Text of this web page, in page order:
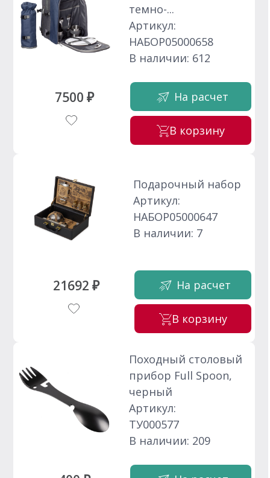
7500 ₽
темно-...
Артикул:
НАБОР05000658
В наличии: 612
На расчет
В корзину
21692 ₽
Подарочный набор
Артикул:
НАБОР05000647
В наличии: 7
На расчет
В корзину
Походный столовый
прибор Full Spoon,
черный
Артикул:
ТУ000577
В наличии: 209